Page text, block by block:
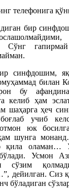
телефонига
бир
Сўнг
синфдошим,
билан
бу
келиб ҳам
шаҳарга ҳеч
учиб
юк
шунга
қила оламан…
бўлади. Усмон
сўзим
дейилган. Сиз
бўладиган